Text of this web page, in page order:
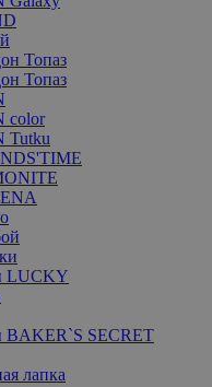
Топаз
Топаз
color
Tutku
LUCKY
BAKER`S SECRET
лапка